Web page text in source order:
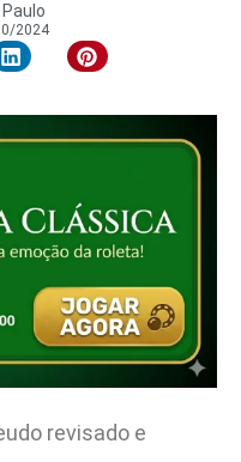
2024
revisado e